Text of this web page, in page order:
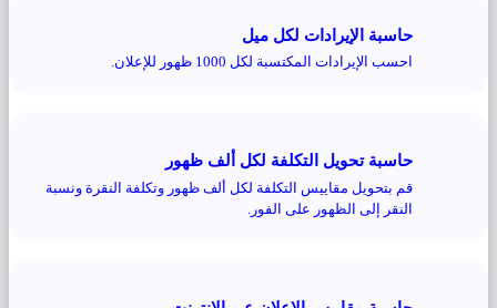
حاسبة الإيرادات لكل ميل
احسب الإيرادات المكتسبة لكل 1000 ظهور للإعلان.
حاسبة تحويل التكلفة لكل ألف ظهور
قم بتحويل مقاييس التكلفة لكل ألف ظهور وتكلفة النقرة ونسبة
النقر إلى الظهور على الفور.